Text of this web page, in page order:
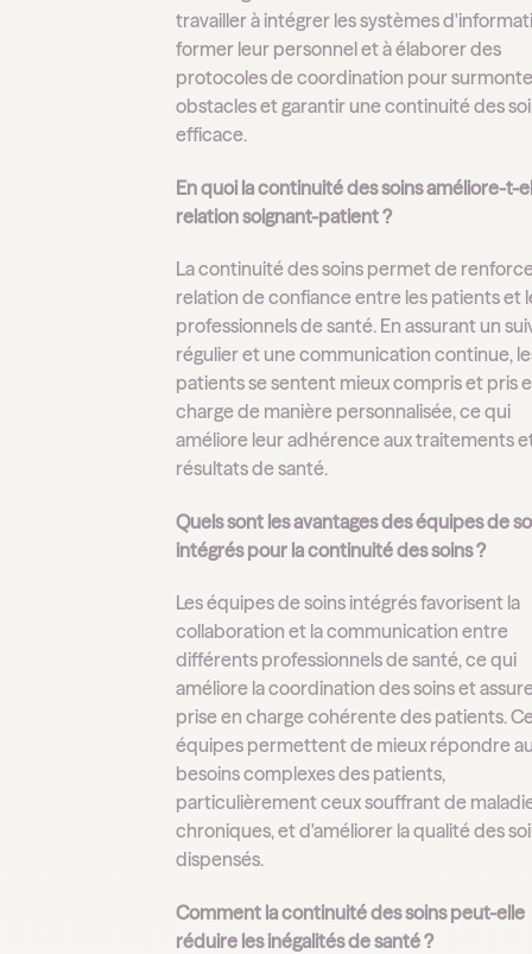
travailler à intégrer les systèmes
former leur personnel et à élaborer des
protocoles de coordination pour
obstacles et garantir une continuité des
efficace.
En quoi la continuité des soins améliore-t-
relation soignant-patient ?
La continuité des soins permet de
relation de confiance entre les patients et
professionnels de santé. En assurant un
régulier et une communication continue,
patients se sentent mieux compris et pris
charge de manière personnalisée, ce qui
améliore leur adhérence aux traitements
résultats de santé.
Quels sont les avantages des équipes de
intégrés pour la continuité des soins ?
Les équipes de soins intégrés favorisent la
collaboration et la communication entre
différents professionnels de santé, ce qui
améliore la coordination des soins et
prise en charge cohérente des patients.
équipes permettent de mieux répondre
besoins complexes des patients,
particulièrement ceux souffrant de
chroniques, et d'améliorer la qualité des
dispensés.
Comment la continuité des soins peut-elle
réduire les inégalités de santé ?